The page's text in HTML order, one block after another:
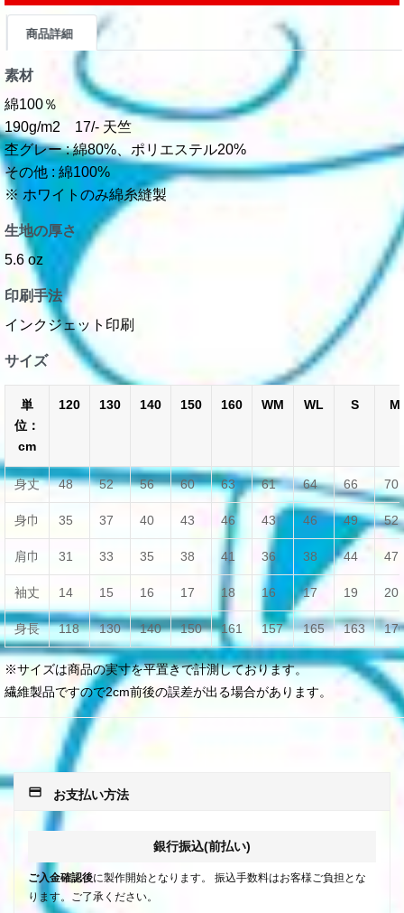
商品詳細
素材
綿100％
190g/m2 17/- 天竺
杢グレー : 綿80%、ポリエステル20%
その他 : 綿100%
※ ホワイトのみ綿糸縫製
生地の厚さ
5.6 oz
印刷手法
インクジェット印刷
サイズ
単
位：
cm
120 130 140 150 160 WM WL S M
身丈 48 52 56 60 63 61 64 66 70
身巾 35 37 40 43 46 43 46 49 52
肩巾 31 33 35 38 41 36 38 44 47
袖丈 14 15 16 17 18 16 17 19 20
身長 118 130 140 150 161 157 165 163
※サイズは商品の実寸を平置きで計測しております。
繊維製品ですので2cm前後の誤差が出る場合があります。
payment お支払い方法
銀行振込(前払い)
ご入金確認後に製作開始となります。 振込手数料はお客様ご負担とな
ります。ご了承ください。